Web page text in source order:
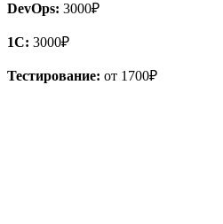
DevOps: 3000₽
1С: 3000₽
Тестирование: от 1700₽